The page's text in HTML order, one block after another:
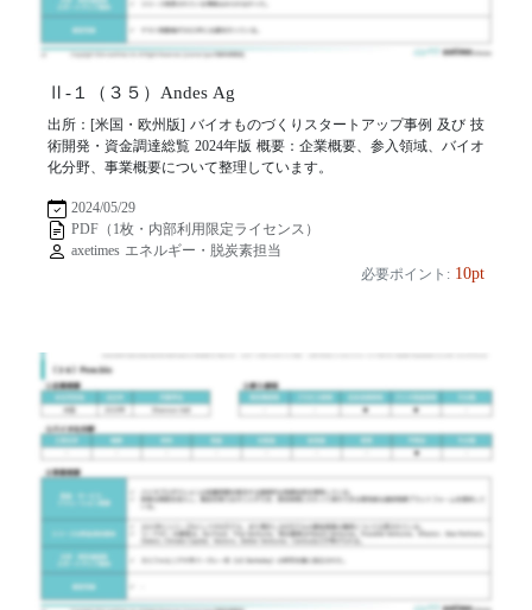
Ⅱ-１（３５）Andes Ag
出所：[米国・欧州版] バイオものづくりスタートアップ事例 及び 技
術開発・資金調達総覧 2024年版 概要：企業概要、参入領域、バイオ
化分野、事業概要について整理しています。
2024/05/29
PDF（1枚・内部利用限定ライセンス）
axetimes エネルギー・脱炭素担当
必要ポイント: 10pt